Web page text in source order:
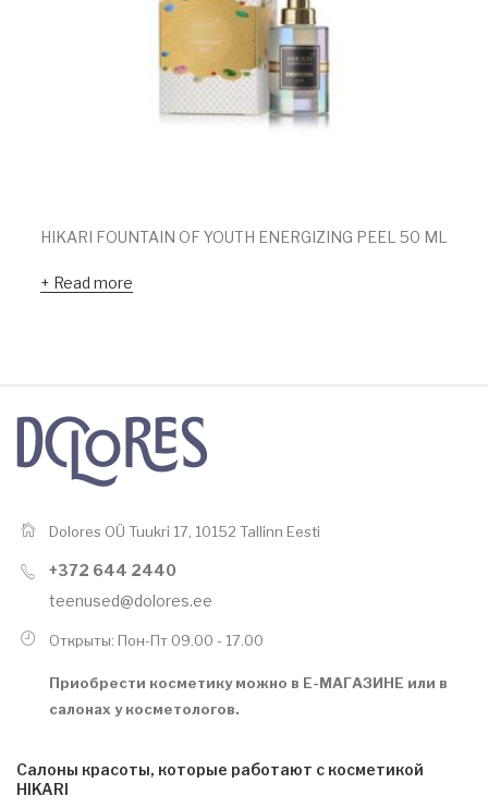
HIKARI FOUNTAIN OF YOUTH ENERGIZING PEEL 50 ML
Read more
Dolores OÜ Tuukri 17, 10152 Tallinn Eesti
+372 644 2440
teenused@dolores.ee
Открыты: Пон-Пт 09.00 - 17.00
Приобрести косметику можно в Е-МАГАЗИНЕ или в
салонах у косметологов.
Салоны красоты, которые работают с косметикой
HIKARI